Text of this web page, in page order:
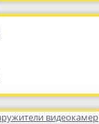
видеокамер